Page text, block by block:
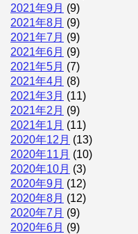
2021年9月 (9)
2021年8月 (9)
2021年7月 (9)
2021年6月 (9)
2021年5月 (7)
2021年4月 (8)
2021年3月 (11)
2021年2月 (9)
2021年1月 (11)
2020年12月 (13)
2020年11月 (10)
2020年10月 (3)
2020年9月 (12)
2020年8月 (12)
2020年7月 (9)
2020年6月 (9)